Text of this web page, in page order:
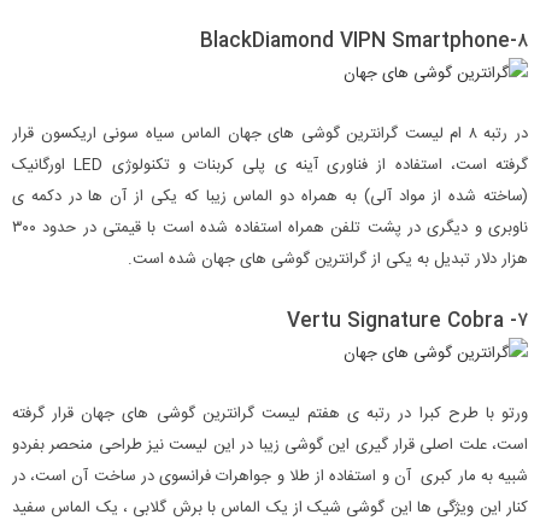
۸-BlackDiamond VIPN Smartphone
در رتبه ۸ ام لیست گرانترین گوشی های جهان الماس سیاه سونی اریکسون قرار
گرفته است، استفاده از فناوری آینه ی پلی کربنات و تکنولوژی LED اورگانیک
(ساخته شده از مواد آلی) به همراه دو الماس زیبا که یکی از آن ها در دکمه ی
ناوبری و دیگری در پشت تلفن همراه استفاده شده است با قیمتی در حدود ۳۰۰
هزار دلار تبدیل به یکی از گرانترین گوشی های جهان شده است.
۷- Vertu Signature Cobra
ورتو با طرح کبرا در رتبه ی هفتم لیست گرانترین گوشی های جهان قرار گرفته
است، علت اصلی قرار گیری این گوشی زیبا در این لیست نیز طراحی منحصر بفردو
شبیه به مار کبری آن و استفاده از طلا و جواهرات فرانسوی در ساخت آن است، در
کنار این ویژگی ها این گوشی شیک از یک الماس با برش گلابی ، یک الماس سفید